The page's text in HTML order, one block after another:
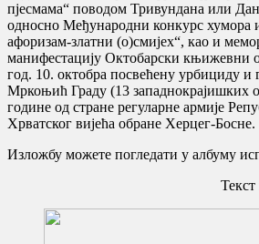
пјесмама“ поводом Тривундана или
односно Међународни конкурс хумора
афоризам-златни (о)смијех“, као и
манифестацију Октобарски књижевни
год. 10. октобра посвећену урбициду
Мркоњић Граду (13 западнокрајишких
године од стране регуларне армије
Хрватског вијећа обране Херцег-Босне.
Изложбу можете погледати у албуму
Текст и